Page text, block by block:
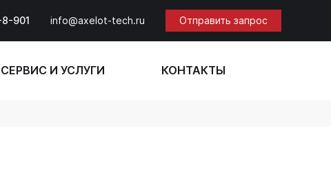
901 info@axelot-tech.ru Отправить запрос
СЕРВИС И УСЛУГИ КОНТАКТЫ